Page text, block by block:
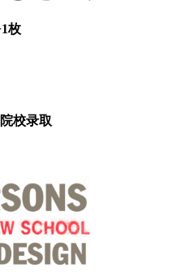
枚
校录取